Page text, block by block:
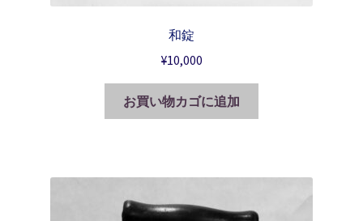
和錠
¥10,000
お買い物カゴに追加